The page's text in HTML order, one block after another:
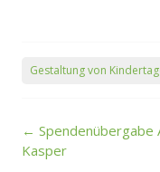
Gestaltung von
Post
navigation
← Spendenübergabe
Kasper